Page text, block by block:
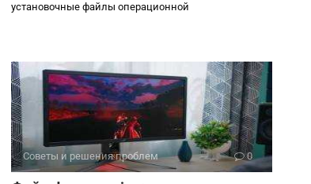
установочные файлы операционной
Советы и решения проблем 0